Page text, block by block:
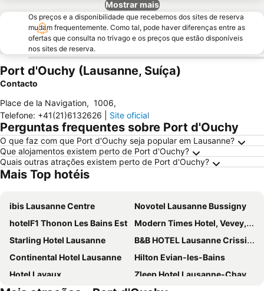
Mostrar mais
Os preços e a disponibilidade que recebemos dos sites de reserva
mudam frequentemente. Como tal, pode haver diferenças entre as
ofertas que consulta no trivago e os preços que estão disponíveis
nos sites de reserva.
Port d'Ouchy (Lausanne, Suíça)
Contacto
Place de la Navigation, 1006,
Telefone: +41(21)6132626 Site oficial
Perguntas frequentes sobre Port d'Ouchy
O que faz com que Port d'Ouchy seja popular em Lausanne?
Que alojamentos existem perto de Port d'Ouchy?
Quais outras atrações existem perto de Port d'Ouchy?
Mais Top hotéis
ibis Lausanne Centre
Novotel Lausanne Bussigny
hotelF1 Thonon Les Bains Est
Modern Times Hotel, Vevey, a Tribute Portfolio Hotel
Starling Hotel Lausanne
B&B HOTEL Lausanne Crissier
Continental Hotel Lausanne
Hilton Evian-les-Bains
Hotel Lavaux
Zleep Hotel Lausanne-Chavannes